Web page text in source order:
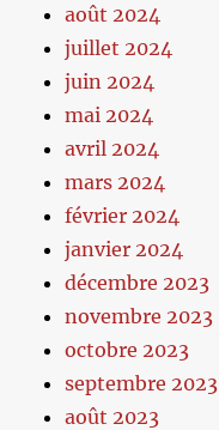
août 2024
juillet 2024
juin 2024
mai 2024
avril 2024
mars 2024
février 2024
janvier 2024
décembre 2023
novembre 2023
octobre 2023
septembre 2023
août 2023